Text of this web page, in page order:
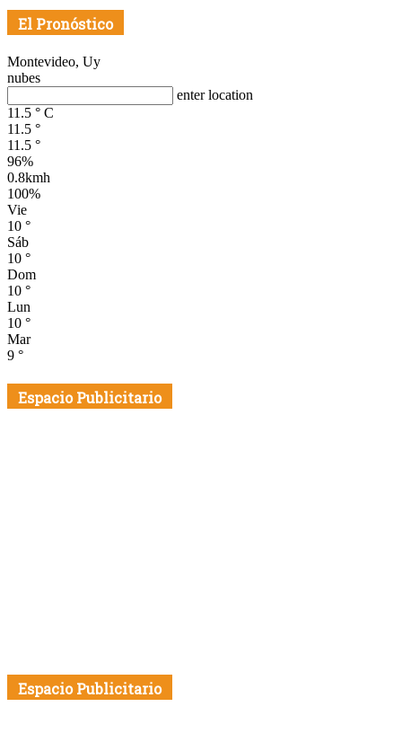
El Pronóstico
Montevideo, Uy
nubes
enter location
11.5 ° C
11.5 °
11.5 °
96%
0.8kmh
100%
Vie
10 °
Sáb
10 °
Dom
10 °
Lun
10 °
Mar
9 °
Espacio Publicitario
Espacio Publicitario